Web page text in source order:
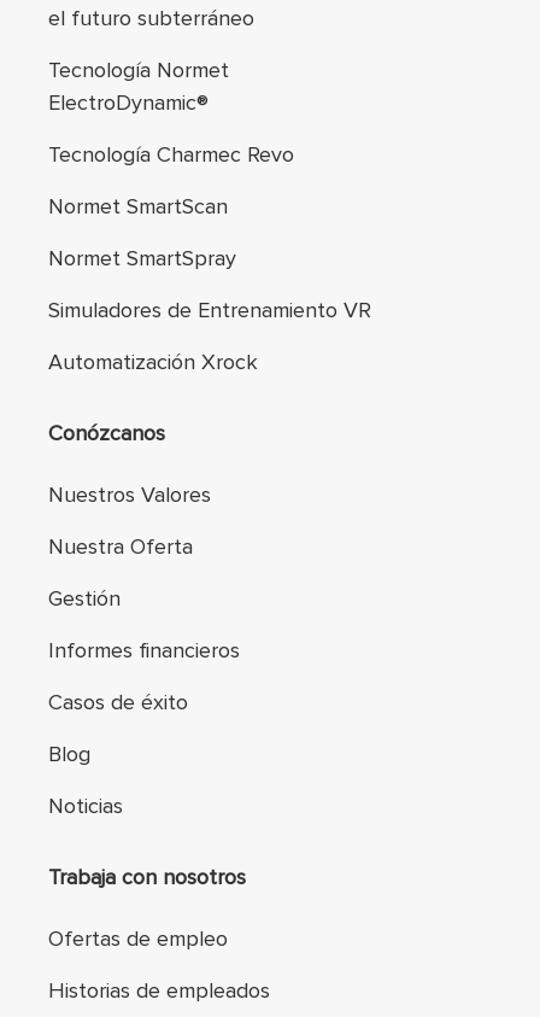
el futuro subterráneo
Tecnología Normet
ElectroDynamic®
Tecnología Charmec Revo
Normet SmartScan
Normet SmartSpray
Simuladores de Entrenamiento VR
Automatización Xrock
Conózcanos
Nuestros Valores
Nuestra Oferta
Gestión
Informes financieros
Casos de éxito
Blog
Noticias
Trabaja con nosotros
Ofertas de empleo
Historias de empleados